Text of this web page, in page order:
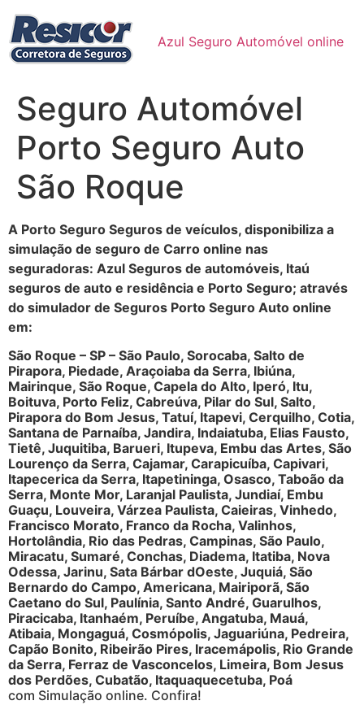
para
conteúdo
Azul Seguro Automóvel online
Seguro Automóvel
Porto Seguro Auto
São Roque
A Porto Seguro Seguros de veículos, disponibiliza a
simulação de seguro de Carro online nas
seguradoras: Azul Seguros de automóveis, Itaú
seguros de auto e residência e Porto Seguro; através
do simulador de Seguros Porto Seguro Auto online
em:
São Roque – SP – São Paulo, Sorocaba, Salto de
Pirapora, Piedade, Araçoiaba da Serra, Ibiúna,
Mairinque, São Roque, Capela do Alto, Iperó, Itu,
Boituva, Porto Feliz, Cabreúva, Pilar do Sul, Salto,
Pirapora do Bom Jesus, Tatuí, Itapevi, Cerquilho, Cotia,
Santana de Parnaíba, Jandira, Indaiatuba, Elias Fausto,
Tietê, Juquitiba, Barueri, Itupeva, Embu das Artes, São
Lourenço da Serra, Cajamar, Carapicuíba, Capivari,
Itapecerica da Serra, Itapetininga, Osasco, Taboão da
Serra, Monte Mor, Laranjal Paulista, Jundiaí, Embu
Guaçu, Louveira, Várzea Paulista, Caieiras, Vinhedo,
Francisco Morato, Franco da Rocha, Valinhos,
Hortolândia, Rio das Pedras, Campinas, São Paulo,
Miracatu, Sumaré, Conchas, Diadema, Itatiba, Nova
Odessa, Jarinu, Sata Bárbar dOeste, Juquiá, São
Bernardo do Campo, Americana, Mairiporã, São
Caetano do Sul, Paulínia, Santo André, Guarulhos,
Piracicaba, Itanhaém, Peruíbe, Angatuba, Mauá,
Atibaia, Mongaguá, Cosmópolis, Jaguariúna, Pedreira,
Capão Bonito, Ribeirão Pires, Iracemápolis, Rio Grande
da Serra, Ferraz de Vasconcelos, Limeira, Bom Jesus
dos Perdões, Cubatão, Itaquaquecetuba, Poá
com Simulação online. Confira!